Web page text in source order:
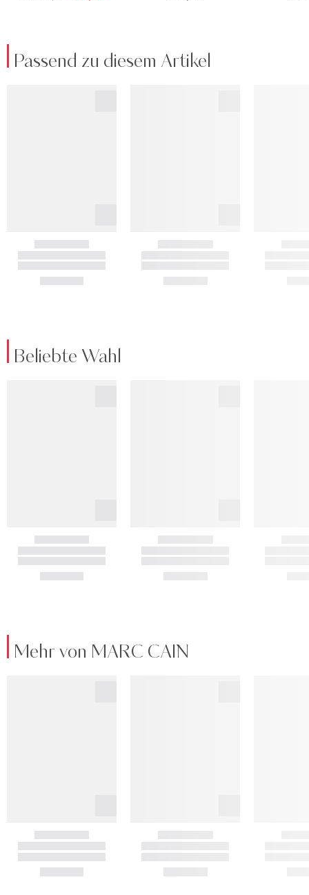
Passend zu diesem Artikel
Beliebte Wahl
Mehr von MARC CAIN